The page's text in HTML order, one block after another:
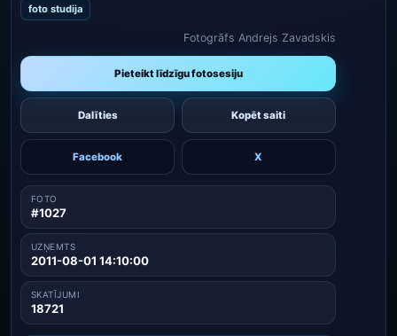
foto studija
Fotogrāfs Andrejs Zavadskis
Pieteikt līdzīgu fotosesiju
Dalīties Kopēt saiti
Facebook X
FOTO
#1027
UZŅEMTS
2011-08-01 14:10:00
SKATĪJUMI
18721